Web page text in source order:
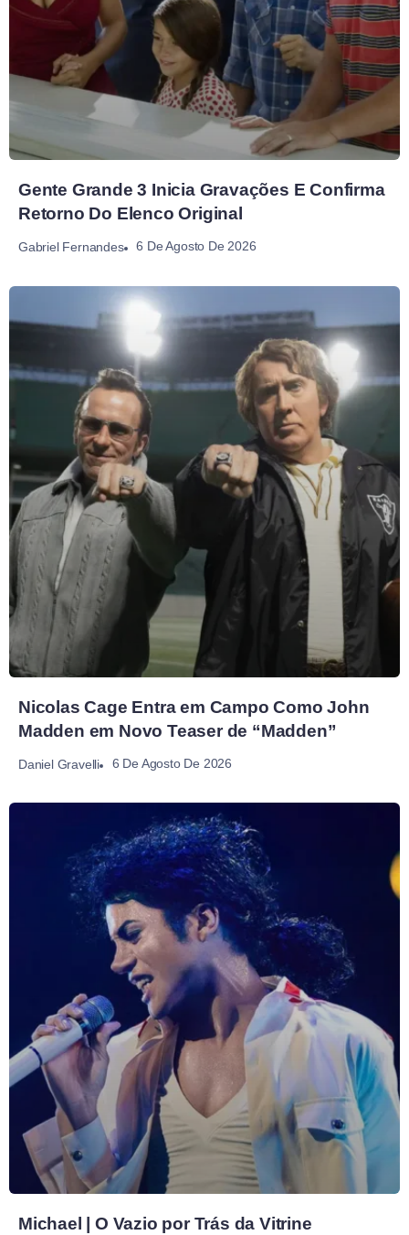
Gente Grande 3 Inicia Gravações E Confirma
Retorno Do Elenco Original
Gabriel Fernandes 6 De Agosto De 2026
Nicolas Cage Entra em Campo Como John
Madden em Novo Teaser de “Madden”
Daniel Gravelli 6 De Agosto De 2026
Michael | O Vazio por Trás da Vitrine